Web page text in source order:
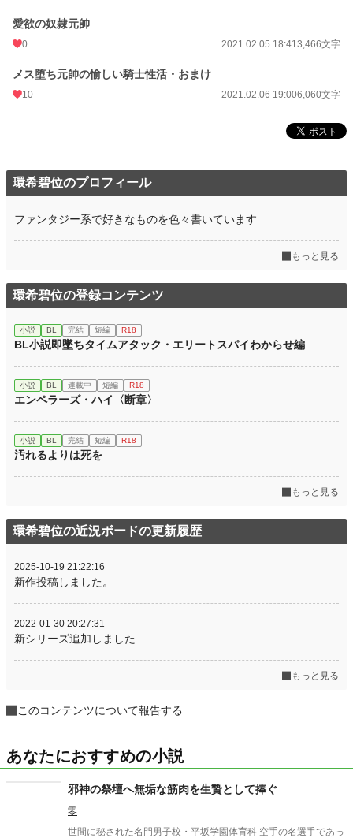
愛欲の奴隷元帥
0 2021.02.05 18:413,466文字
メス堕ち元帥の愉しい騎士性活・おまけ
10 2021.02.06 19:006,060文字
環希碧位のプロフィール
ファンタジー系で好きなものを色々書いています
もっと見る
環希碧位の登録コンテンツ
小説 BL 完結 短編 R18
BL小説即墜ちタイムアタック・エリートスパイわからせ編
小説 BL 連載中 短編 R18
エンペラーズ・ハイ〈断章〉
小説 BL 完結 短編 R18
汚れるよりは死を
もっと見る
環希碧位の近況ボードの更新履歴
2025-10-19 21:22:16
新作投稿しました。
2022-01-30 20:27:31
新シリーズ追加しました
もっと見る
このコンテンツについて報告する
あなたにおすすめの小説
邪神の祭壇へ無垢な筋肉を生贄として捧ぐ
零
世間に秘された名門男子校・平坂学園体育科 空手の名選手であっ